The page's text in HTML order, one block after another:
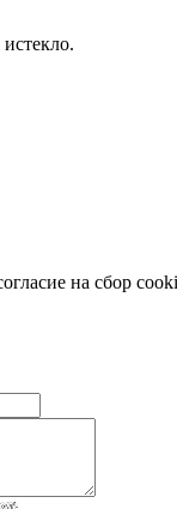
на сбор